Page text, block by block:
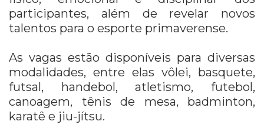
participantes, além de revelar novos
talentos para o esporte primaverense.
As vagas estão disponíveis para diversas
modalidades, entre elas vôlei, basquete,
futsal, handebol, atletismo, futebol,
canoagem, tênis de mesa, badminton,
karatê e jiu-jítsu.